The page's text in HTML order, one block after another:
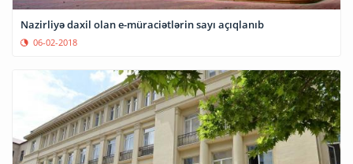
Nazirliyə daxil olan e-müraciətlərin sayı açıqlanıb
06-02-2018